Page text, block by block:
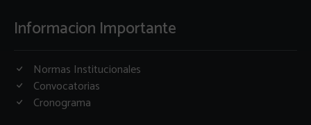
Informacion Importante
Normas Institucionales
Convocatorias
Cronograma